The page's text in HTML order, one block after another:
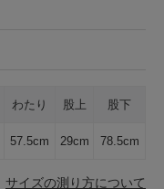
わたり 股上 股下
57.5cm 29cm 78.5cm
サイズの測り方について